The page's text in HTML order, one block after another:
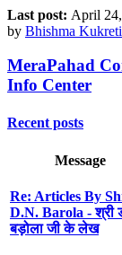
Last post: April
by Bhishma Kukreti
MeraPahad
Info Center
Recent posts
Message
Re: Articles By
D.N. Barola - श्री
बड़ोला जी के लेख